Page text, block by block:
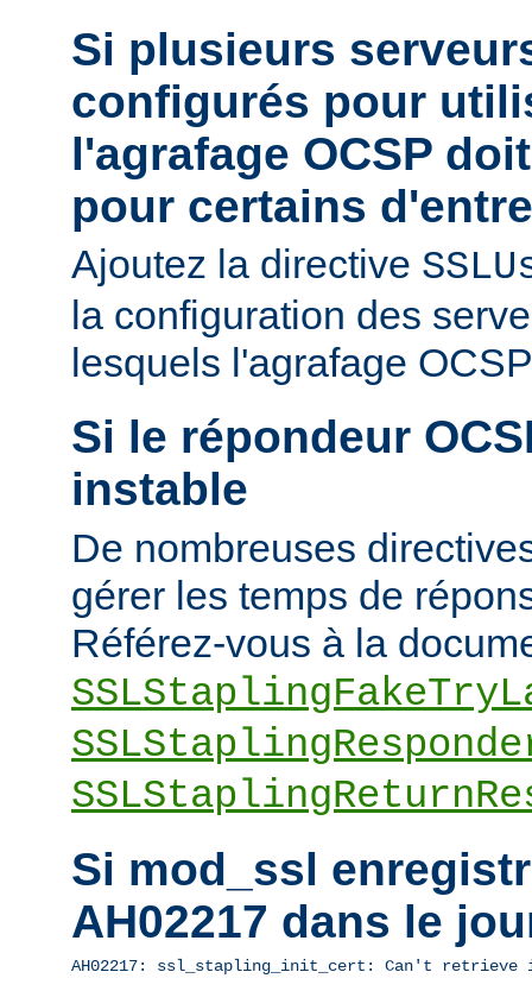
Si plusieurs
configurés pour
l'agrafage OCSP
pour certains
Ajoutez la directive
la configuration des
lesquels l'agrafage
Si le répondeur
instable
De nombreuses
gérer les temps de
Référez-vous à la
Si mod_ssl
AH02217 dans le
AH02217: ssl_stapling_init_cert: Can't